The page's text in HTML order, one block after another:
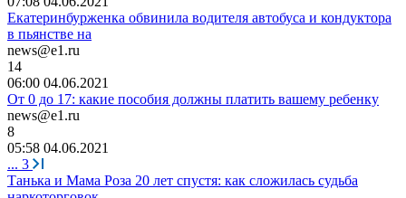
Екатеринбурженка обвинила водителя автобуса и кондуктора
в пьянстве на
news@e1.ru
14
06:00 04.06.2021
От 0 до 17: какие пособия должны платить вашему ребенку
news@e1.ru
8
05:58 04.06.2021
... 3
Танька и Мама Роза 20 лет спустя: как сложилась судьба